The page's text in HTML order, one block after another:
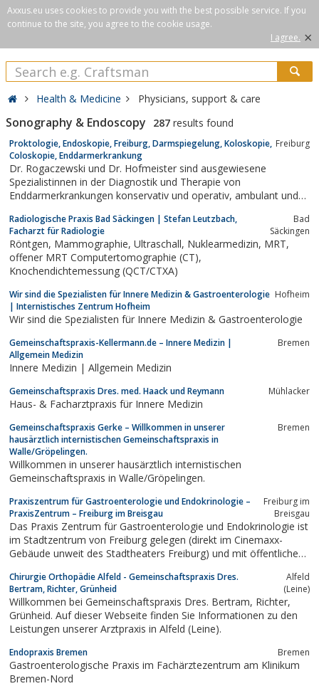
Axxus.eu uses cookies to provide you with the best possible service. If you
continue to the site, you agree to the cookie usage.
I agree. ×
Health & Medicine Physicians, support & care
Sonography & Endoscopy 287 results found
Proktologie, Endoskopie, Freiburg, Darmspiegelung, Koloskopie,
Coloskopie, Enddarmerkrankung
Freiburg
Dr. Rogaczewski und Dr. Hofmeister sind ausgewiesene
Spezialistinnen in der Diagnostik und Therapie von
Enddarmerkrankungen konservativ und operativ, ambulant und
und die endoskopische Entfernung von Dickdarmpolypen. Eine
moderne, eigenständige fachärztliche...
Radiologische Praxis Bad Säckingen | Stefan Leutzbach,
Facharzt für Radiologie
Bad
Säckingen
Röntgen, Mammographie, Ultraschall, Nuklearmedizin, MRT,
offener MRT Computertomographie (CT),
Knochendichtemessung (QCT/CTXA)
Wir sind die Spezialisten für Innere Medizin & Gastroenterologie
| Internistisches Zentrum Hofheim
Hofheim
Wir sind die Spezialisten für Innere Medizin & Gastroenterologie
Gemeinschaftspraxis-Kellermann.de – Innere Medizin |
Allgemein Medizin
Bremen
Innere Medizin | Allgemein Medizin
Gemeinschaftspraxis Dres. med. Haack und Reymann Mühlacker
Haus- & Facharztpraxis für Innere Medizin
Gemeinschaftspraxis Gerke – Willkommen in unserer
hausärztlich internistischen Gemeinschaftspraxis in
Walle/Gröpelingen.
Bremen
Willkommen in unserer hausärztlich internistischen
Gemeinschaftspraxis in Walle/Gröpelingen.
Praxiszentrum für Gastroenterologie und Endokrinologie –
PraxisZentrum – Freiburg im Breisgau
Freiburg im
Breisgau
Das Praxis Zentrum für Gastroenterologie und Endokrinologie ist
im Stadtzentrum von Freiburg gelegen (direkt im Cinemaxx-
Gebäude unweit des Stadtheaters Freiburg) und mit öffentlichen
Chirurgie Orthopädie Alfeld - Gemeinschaftspraxis Dres.
Bertram, Richter, Grünheid
Alfeld
(Leine)
Willkommen bei Gemeinschaftspraxis Dres. Bertram, Richter,
Grünheid. Auf dieser Webseite finden Sie Informationen zu den
Leistungen unserer Arztpraxis in Alfeld (Leine).
Endopraxis Bremen Bremen
Gastroenterologische Praxis im Fachärztezentrum am Klinikum
Bremen-Nord